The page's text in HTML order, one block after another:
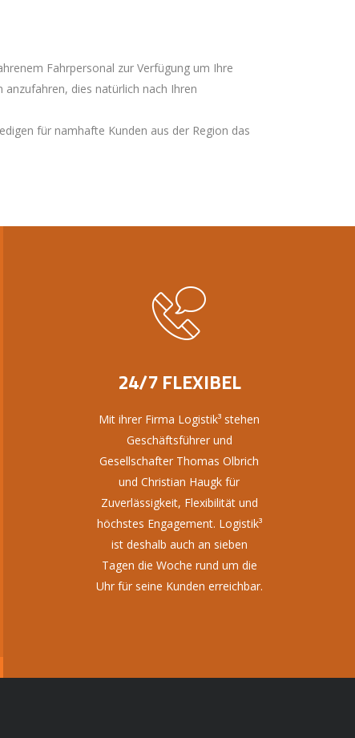
Fahrpersonal zur Verfügung um Ihre
dies natürlich nach Ihren
für namhafte Kunden aus der Region das
24/7 FLEXIBEL
Mit ihrer Firma Logistik³ stehen
Geschäftsführer und
Gesellschafter Thomas Olbrich
und Christian Haugk für
Zuverlässigkeit, Flexibilität und
höchstes Engagement. Logistik³
ist deshalb auch an sieben
Tagen die Woche rund um die
Uhr für seine Kunden erreichbar.